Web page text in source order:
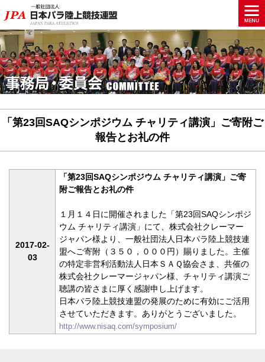
「第23回SAQシンポジウム チャリティ講演」ご寄附ご
報告とお礼の件
2017-02-
03
「第23回SAQシンポジウム チャリティ講演」ご寄
附ご報告とお礼の件
１月１４日に開催されました「第23回SAQシンポジ
ウム チャリティ講演」にて、株式会社クレーマー
ジャパン様より、一般社団法人日本パラ陸上競技連
盟へご寄附（３５０，０００円）賜りました。主催
の特定非営利活動法人日本ＳＡＱ協会さま、共催の
株式会社クレーマージャパン様、チャリティ講演ご
聴講の皆さまに厚く感謝申し上げます。
日本パラ陸上競技連盟の発展のために有効にご活用
させていただきます。ありがとうございました。
http://www.nisaq.com/symposium/